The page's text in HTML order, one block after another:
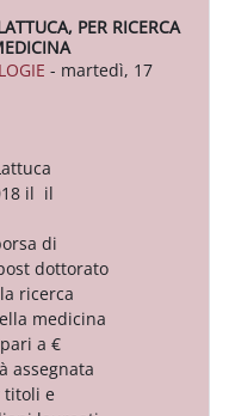
PER RICERCA
- martedì, 17
il il
di
dottorato
ricerca
medicina
a €
assegnata
titoli e